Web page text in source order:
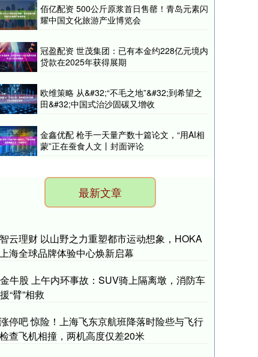
佰亿配资 500公斤原浆首日售罄！青岛元素闪
耀中国文化旅游产业博览会
冠盈配资 世茂集团：已有本金约228亿元境内
贷款在2025年获得展期
欧维策略 从&#32;“不毛之地”&#32;到希望之
田&#32;中国式治沙固碳又增收
金鑫优配 枪手一天量产数十篇论文，“用AI相
蒙”正在蚕食人文丨封面评论
最新文章
智云理财 以山野之力重塑都市运动想象，HOKA
上海全球品牌体验中心焕新启幕
金牛股 上午内环事故：SUV骑上隔离墩，消防车
援“臂”相救
涨停吧 惊险！上海飞东京航班降落时险些与飞行
检查飞机相撞，两机高度仅差20米